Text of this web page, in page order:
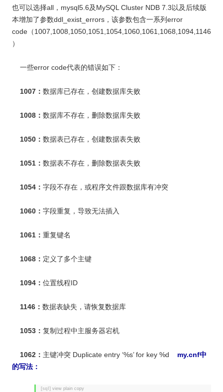
也可以选择all，mysql5.6及MySQL Cluster NDB 7.3以及后续版
本增加了参数ddl_exist_errors，该参数包含一系列error
code（1007,1008,1050,1051,1054,1060,1061,1068,1094,1146
）
一些error code代表的错误如下：
1007： 数据库已存在，创建数据库失败
1008： 数据库不存在，删除数据库失败
1050： 数据表已存在，创建数据表失败
1051： 数据表不存在，删除数据表失败
1054： 字段不存在，或程序文件跟数据库有冲突
1060： 字段重复，导致无法插入
1061： 重复键名
1068： 定义了多个主键
1094： 位置线程ID
1146： 数据表缺失，请恢复数据库
1053： 复制过程中主服务器宕机
1062： 主键冲突 Duplicate entry ‘%s’ for key %d my.cnf中
的写法：
[sql] view plain copy